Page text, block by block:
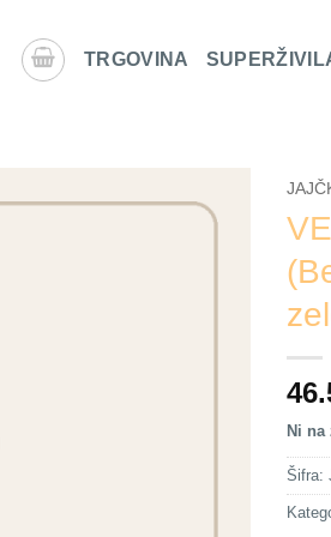
TRGOVINA
Ni na
Šifra: